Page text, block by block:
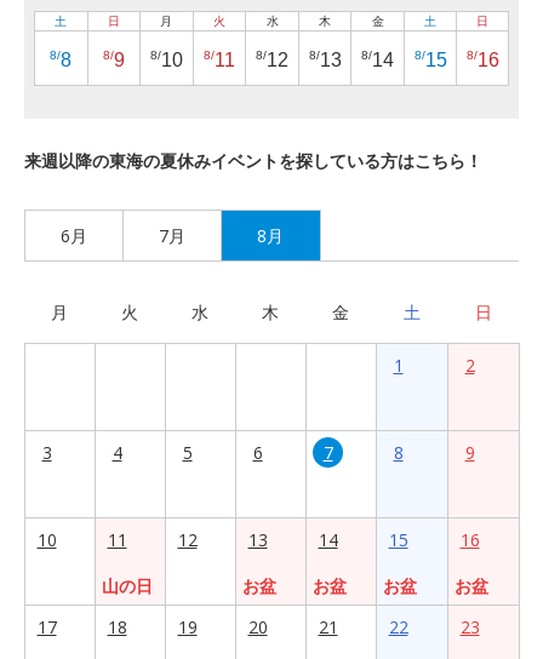
土
8/8
日
8/9
月
8/10
火
8/11
水
8/12
木
8/13
金
8/14
土
8/15
日
8/16
来週以降の東海の夏休みイベントを探している方はこちら！
6月 7月 8月
月 火 水 木 金 土 日
1 2
3 4 5 6 7 8 9
10
11
山の日
12
13
お盆
14
お盆
15
お盆
16
お盆
17
18 19 20 21 22 23